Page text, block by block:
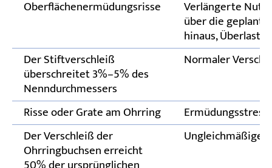
Oberflächenermüdungsrisse
Verlängerte
über die
hinaus,
Der Stiftverschleiß
überschreitet 3%–5% des
Nenndurchmessers
Normaler
Risse oder Grate am Ohrring
Der Verschleiß der
Ohrringbuchsen erreicht
Ungleichmäßige